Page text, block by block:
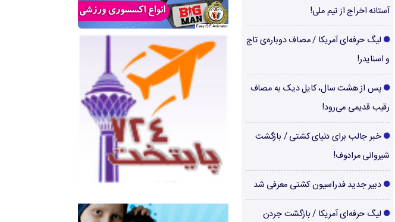
آستانه اخراج از تیم ملی!
لیگ حرفه‌ای آمریکا / مصاف دوباره‌ی تاج
و اسنایدر!
پس از هشت سال، کایل دیک به مصاف
رقیب قدیمی می‌رود!
خبر جالب برای دنیای کشتی / بازگشت
شیروانی مرادوف!
دبیر جدید فدراسیون کشتی معرفی شد
لیگ حرفه‌ای آمریکا / بازگشت جردن